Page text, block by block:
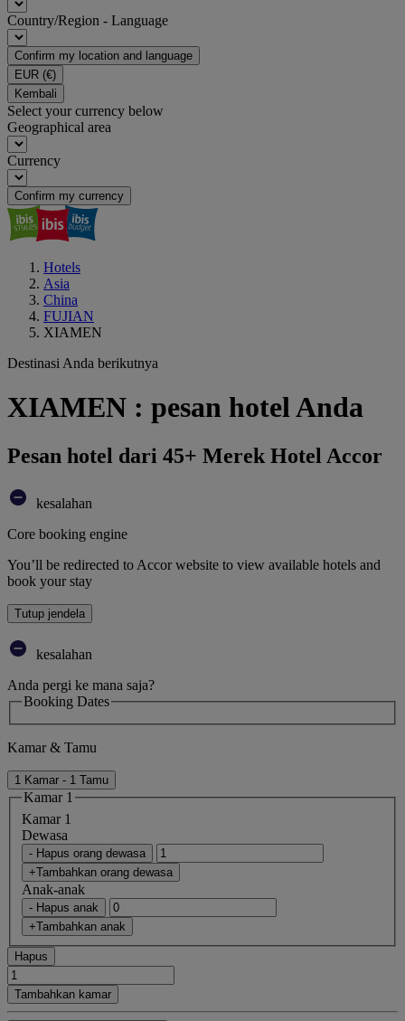
Country/Region - Language
Confirm my location and language
EUR (€)
Kembali
Select your currency below
Geographical area
Currency
Confirm my currency
Hotels
Asia
China
FUJIAN
XIAMEN
Destinasi Anda berikutnya
XIAMEN : pesan hotel Anda
Pesan hotel dari 45+ Merek Hotel Accor
kesalahan
Core booking engine
You’ll be redirected to Accor website to view available hotels and
book your stay
Tutup jendela
kesalahan
Anda pergi ke mana saja?
Booking Dates
Kamar & Tamu
1 Kamar - 1 Tamu
Kamar 1
Kamar 1
Dewasa
- Hapus orang dewasa
+Tambahkan orang dewasa
Anak-anak
- Hapus anak
+Tambahkan anak
Hapus
Tambahkan kamar